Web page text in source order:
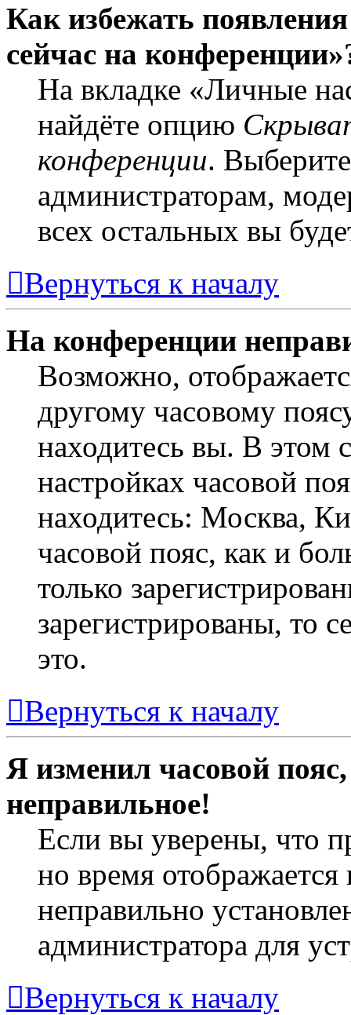
Как избежать
сейчас на
На вкладке «Личные
найдёте опцию
конференции.
администраторам,
всех остальных вы
Вернуться к началу
На конференции
Возможно,
другому часовому
находитесь вы. В этом
настройках часовой
находитесь: Москва,
часовой пояс, как и
только
зарегистрированы, то
это.
Вернуться к началу
Я изменил часовой
неправильное!
Если вы уверены, что
но время
неправильно
администратора для
Вернуться к началу